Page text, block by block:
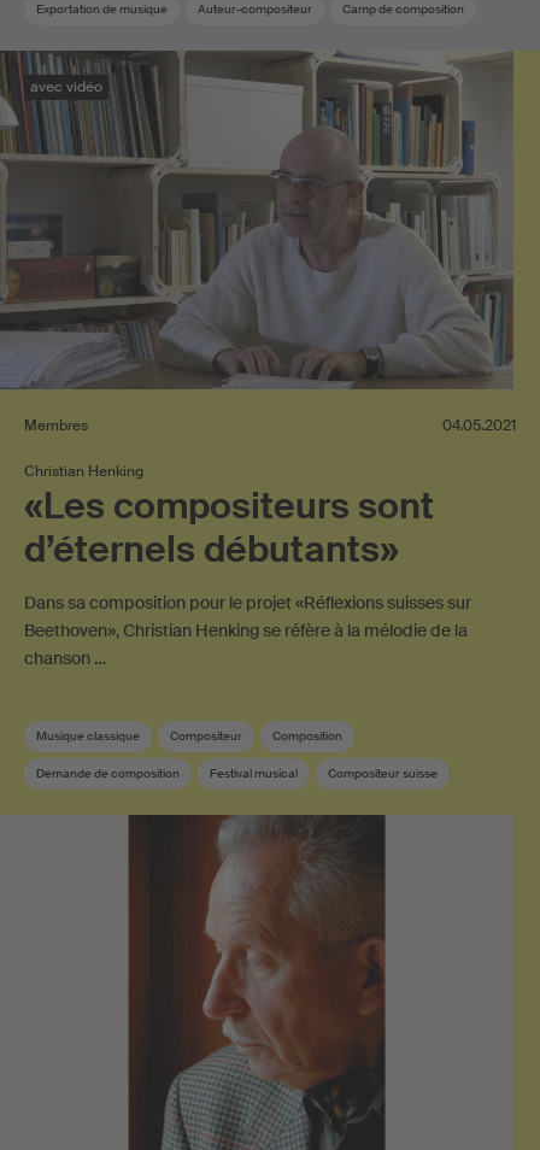
Exportation de musique Auteur-compositeur Camp de composition
avec vidéo
Membres 04.05.2021
Christian Henking
«Les compositeurs sont
d’éternels débutants»
Dans sa composition pour le projet «Réflexions suisses sur
Beethoven», Christian Henking se réfère à la mélodie de la
chanson …
Musique classique Compositeur Composition
Demande de composition Festival musical Compositeur suisse